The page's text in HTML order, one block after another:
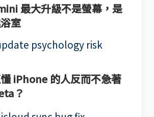
最大升級不是螢幕，是
室
iPhone 的人反而不急著
？